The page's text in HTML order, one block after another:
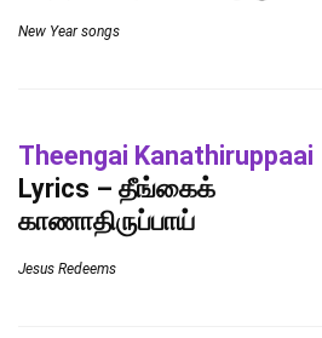
New Year songs
Theengai Kanathiruppaai
Lyrics – தீங்கைக்
காணாதிருப்பாய்
Jesus Redeems